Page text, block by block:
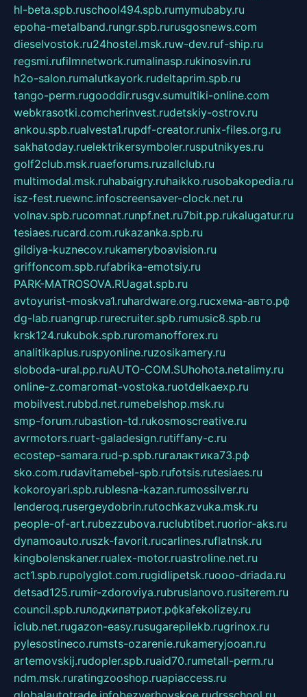
hl-beta.spb.ruschool494.spb.rumymubaby.ru
epoha-metalband.rungr.spb.rurusgosnews.com
dieselvostok.ru24hostel.msk.ruw-dev.ruf-ship.ru
regsmi.rufilmnetwork.rumalinasp.rukinosvin.ru
h2o-salon.rumalutkayork.rudeltaprim.spb.ru
tango-perm.rugooddir.rusgv.sumultiki-online.com
webkrasotki.comcherinvest.rudetskiy-ostrov.ru
ankou.spb.rualvesta1.rupdf-creator.runix-files.org.ru
sakhatoday.ruelektrikersymboler.rusputnikyes.ru
golf2club.msk.ruaeforums.ruzallclub.ru
multimodal.msk.ruhabaigry.ruhaikko.rusobakopedia.ru
isz-fest.ruewnc.infoscreensaver-clock.net.ru
volnav.spb.rucomnat.runpf.net.ru7bit.pp.rukalugatur.ru
tesiaes.rucard.com.rukazanka.spb.ru
gildiya-kuznecov.rukameryboavision.ru
griffoncom.spb.rufabrika-emotsiy.ru
PARK-MATROSOVA.RUagat.spb.ru
avtoyurist-moskva1.ruhardware.org.ruсхема-авто.рф
dg-lab.ruangrup.rurecruiter.spb.rumusic8.spb.ru
krsk124.rukubok.spb.ruromanofforex.ru
analitikaplus.ruspyonline.ruzosikamery.ru
sloboda-ural.pp.ruAUTO-COM.SUhohota.netalimy.ru
online-z.comaromat-vostoka.ruotdelkaexp.ru
mobilvest.rubbd.net.rumebelshop.msk.ru
smp-forum.rubastion-td.rukosmoscreative.ru
avrmotors.ruart-galadesign.rutiffany-c.ru
ecostep-samara.rud-p.spb.ruгалактика73.рф
sko.com.rudavitamebel-spb.rufotsis.rutesiaes.ru
kokoroyari.spb.rublesna-kazan.rumossilver.ru
lenderoq.rusergeydobrin.rutochkazvuka.msk.ru
people-of-art.rubezzubova.ruclubtibet.ruorior-aks.ru
dynamoauto.ruszk-favorit.rucarlines.ruflatnsk.ru
kingbolenskaner.rualex-motor.ruastroline.net.ru
act1.spb.rupolyglot.com.rugidlipetsk.ruooo-driada.ru
detsad125.rumir-zdoroviya.rubruslanovo.rusiterem.ru
council.spb.ruлодкипатриот.рфkafekolizey.ru
iclub.net.rugazon-easy.rusugarepilekb.rugrinox.ru
pylesostineco.rumsts-ozarenie.rukameryjooan.ru
artemovskij.rudopler.spb.ruaid70.rumetall-perm.ru
ndm.msk.ruratingzooshop.ruapiaccess.ru